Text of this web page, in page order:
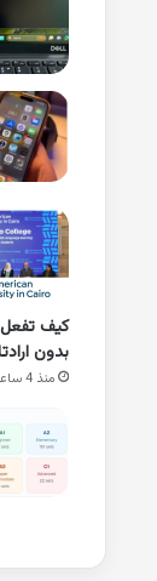
كيف
بدون
منذ 4 ساعات